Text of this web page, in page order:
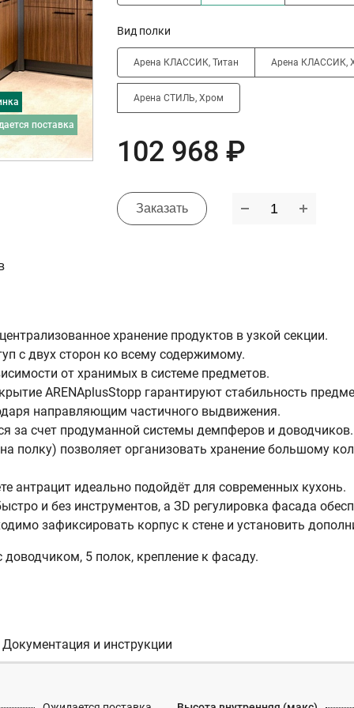
поставка
Вид полки
Арена КЛАССИК, Титан Арена КЛАССИК,
Арена СТИЛЬ, Хром
102 968 ₽
Заказать
хранение продуктов в узкой секции.
с двух сторон ко всему содержимому.
от хранимых в системе предметов.
ARENAplusStopp гарантируют стабильность
направляющим частичного выдвижения.
за счет продуманной системы демпферов и доводчиков.
полку) позволяет организовать хранение большому
идеально подойдёт для современных кухонь.
и без инструментов, а ЗD регулировка фасада
зафиксировать корпус к стене и установить
5 полок, крепление к фасаду.
Документация и инструкции